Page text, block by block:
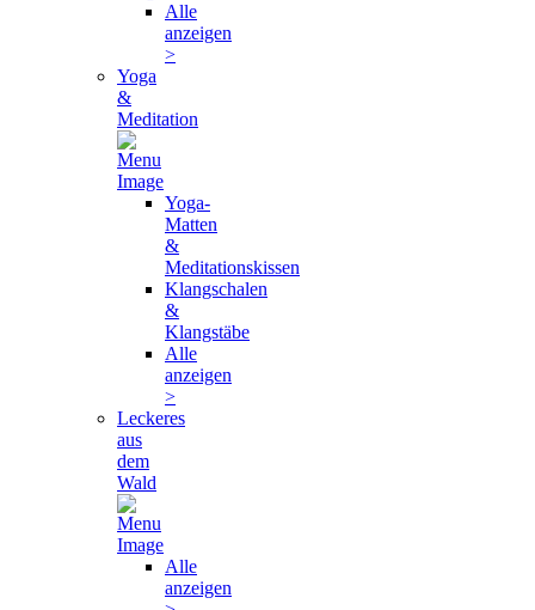
Alle
anzeigen
>
Yoga
&
Meditation
Yoga-
Matten
&
Meditationskissen
Klangschalen
&
Klangstäbe
Alle
anzeigen
>
Leckeres
aus
dem
Wald
Alle
anzeigen